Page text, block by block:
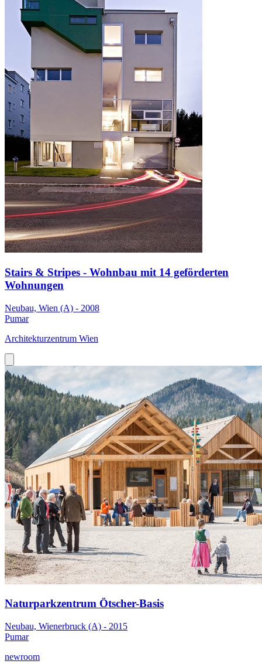
Stairs & Stripes - Wohnbau mit 14 geförderten
Wohnungen
Neubau, Wien (A) - 2008
Pumar
Architekturzentrum Wien
Naturparkzentrum Ötscher-Basis
Neubau, Wienerbruck (A) - 2015
Pumar
newroom